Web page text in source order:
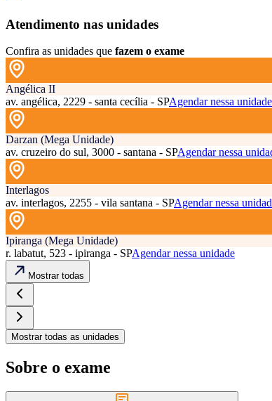
Atendimento nas unidades
Confira as unidades que fazem o exame
Angélica II
av. angélica, 2229 - santa cecília - SPAgendar nessa unidade
Darzan (Mega Unidade)
av. cruzeiro do sul, 3000 - santana - SPAgendar nessa
Interlagos
av. interlagos, 2255 - vila santana - SPAgendar nessa
Ipiranga (Mega Unidade)
r. labatut, 523 - ipiranga - SPAgendar nessa unidade
Mostrar todas
Mostrar todas as unidades
Sobre o exame